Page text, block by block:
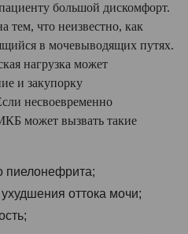
большой дискомфорт.
тем, что неизвестно, как
в мочевыводящих путях.
нагрузка может
и закупорку
несвоевременно
может вызвать такие
пиелонефрита;
оттока мочи;